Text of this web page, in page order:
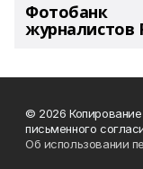
Фотобанк
журналистов
© 2026
письменного
Об использовании